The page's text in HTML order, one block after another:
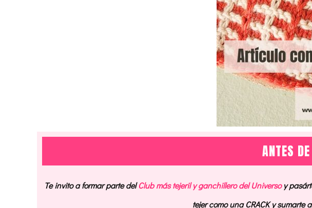
ANTES
Te invito a formar parte delClub más tejeril y ganchillero del Universoy
tejer como una CRACK y